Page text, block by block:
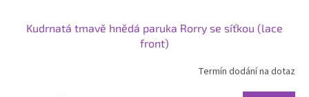
Kudrnatá tmavě hnědá paruka Rorry se síťkou (lace
front)
Termín dodání na dotaz